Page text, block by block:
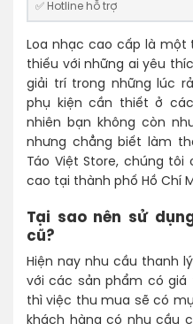
✅ Hotline hỗ trợ
Loa nhạc cao cấp là một
thiếu với những ai yêu
giải trí trong những lúc
phụ kiện cần thiết ở
nhiên bạn không còn
nhưng chẳng biết làm
Táo Việt Store, chúng tôi
cao tại thành phố Hồ Chí
Tại sao nên sử
cũ?
Hiện nay nhu cầu thanh
với các sản phẩm có giá
thì việc thu mua sẽ có
khách hàng có nhu cầu